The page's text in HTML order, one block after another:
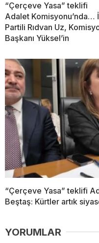
“Çerçeve Yasa” teklifi
Adalet Komisyonu’nda…
Partili Rıdvan Uz,
Başkanı Yüksel’in
“Çerçeve Yasa” teklifi
Beştaş: Kürtler artık
YORUMLAR